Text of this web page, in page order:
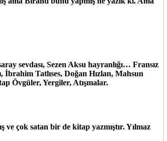
sevdası, Sezen Aksu hayranlığı… Fransız
Tatlıses, Doğan Hızlan, Mahsun
Övgüler, Yergiler, Atışmalar.
çok satan bir de kitap yazmıştır. Yılmaz